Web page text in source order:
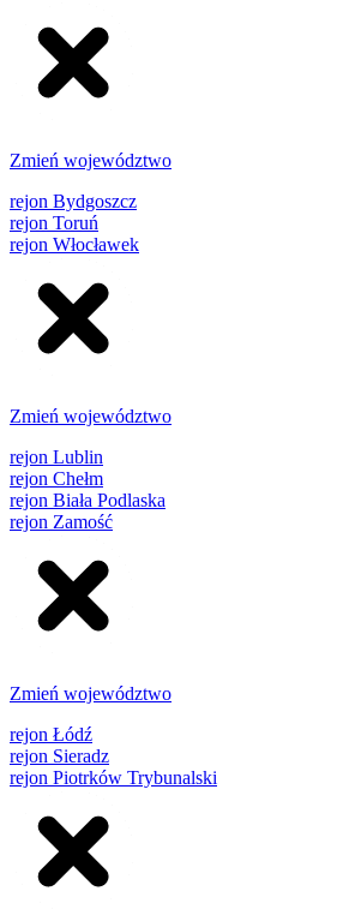
Zmień województwo
rejon Bydgoszcz
rejon Toruń
rejon Włocławek
Zmień województwo
rejon Lublin
rejon Chełm
rejon Biała Podlaska
rejon Zamość
Zmień województwo
rejon Łódź
rejon Sieradz
rejon Piotrków Trybunalski